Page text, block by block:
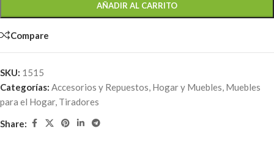
AÑADIR AL CARRITO
Compare
SKU: 1515
Categorías: Accesorios y Repuestos, Hogar y Muebles, Muebles
para el Hogar, Tiradores
Share: